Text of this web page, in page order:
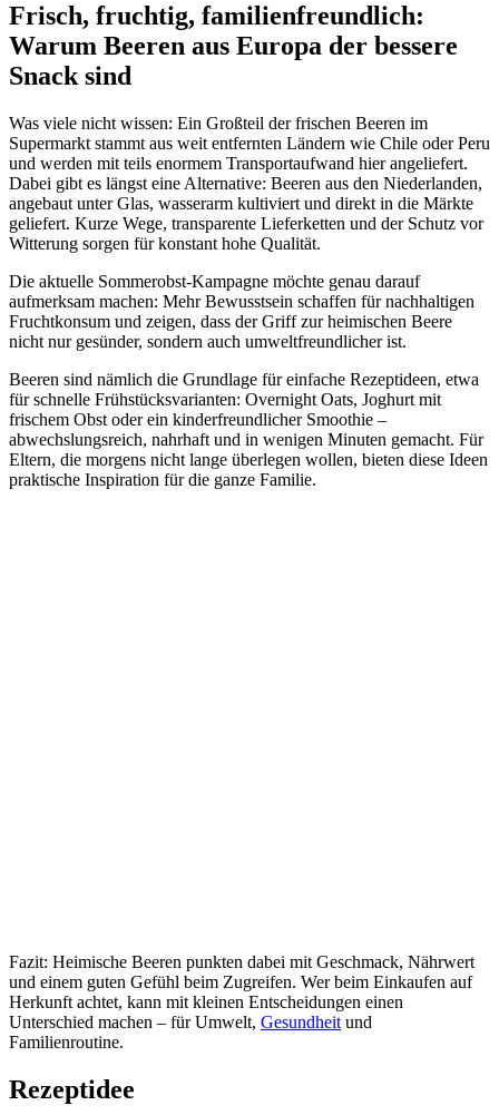
Frisch, fruchtig, familienfreundlich:
Warum Beeren aus Europa der bessere
Snack sind
Was viele nicht wissen: Ein Großteil der frischen Beeren im
Supermarkt stammt aus weit entfernten Ländern wie Chile oder Peru
und werden mit teils enormem Transportaufwand hier angeliefert.
Dabei gibt es längst eine Alternative: Beeren aus den Niederlanden,
angebaut unter Glas, wasserarm kultiviert und direkt in die Märkte
geliefert. Kurze Wege, transparente Lieferketten und der Schutz vor
Witterung sorgen für konstant hohe Qualität.
Die aktuelle Sommerobst-Kampagne möchte genau darauf
aufmerksam machen: Mehr Bewusstsein schaffen für nachhaltigen
Fruchtkonsum und zeigen, dass der Griff zur heimischen Beere
nicht nur gesünder, sondern auch umweltfreundlicher ist.
Beeren sind nämlich die Grundlage für einfache Rezeptideen, etwa
für schnelle Frühstücksvarianten: Overnight Oats, Joghurt mit
frischem Obst oder ein kinderfreundlicher Smoothie –
abwechslungsreich, nahrhaft und in wenigen Minuten gemacht. Für
Eltern, die morgens nicht lange überlegen wollen, bieten diese Ideen
praktische Inspiration für die ganze Familie.
Fazit: Heimische Beeren punkten dabei mit Geschmack, Nährwert
und einem guten Gefühl beim Zugreifen. Wer beim Einkaufen auf
Herkunft achtet, kann mit kleinen Entscheidungen einen
Unterschied machen – für Umwelt, Gesundheit und
Familienroutine.
Rezeptidee